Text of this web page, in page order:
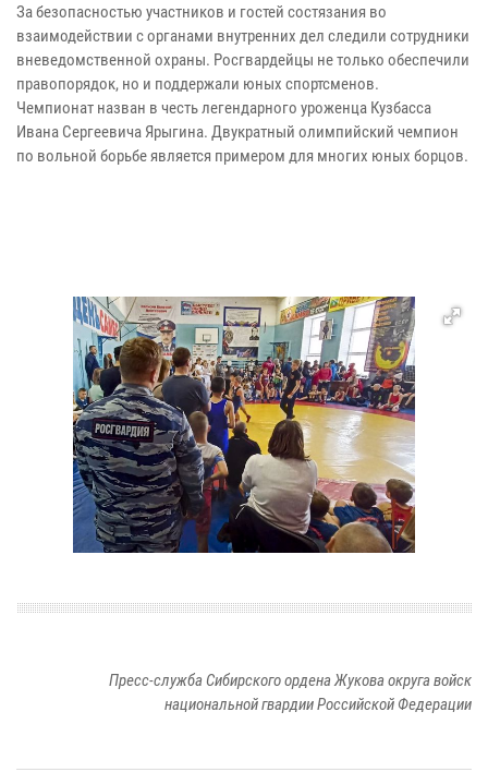
За безопасностью участников и гостей состязания во
взаимодействии с органами внутренних дел следили сотрудники
вневедомственной охраны. Росгвардейцы не только обеспечили
правопорядок, но и поддержали юных спортсменов.
Чемпионат назван в честь легендарного уроженца Кузбасса
Ивана Сергеевича Ярыгина. Двукратный олимпийский чемпион
по вольной борьбе является примером для многих юных борцов.
Пресс-служба Сибирского ордена Жукова округа войск
национальной гвардии Российской Федерации